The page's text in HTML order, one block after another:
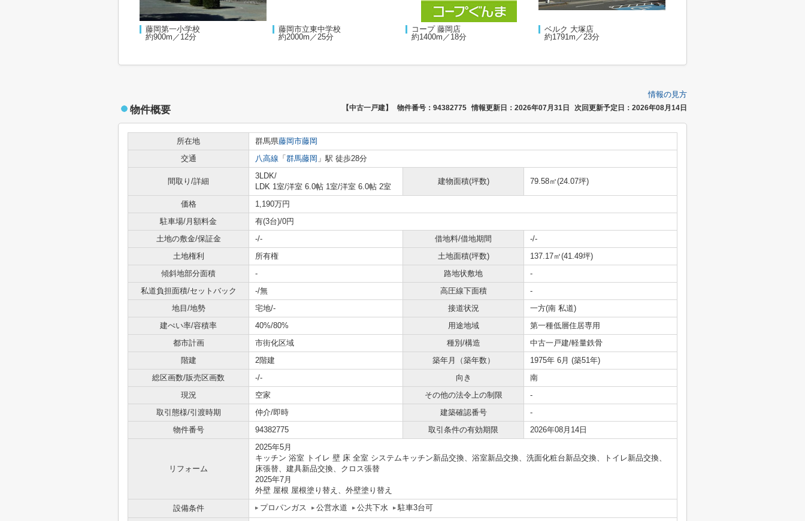
藤岡第一小学校
約900m／12分
藤岡市立東中学校
約2000m／25分
コープ 藤岡店
約1400m／18分
ベルク 大塚店
約1791m／23分
情報の見方
物件概要 【中古一戸建】 物件番号：94382775 情報更新日：2026年07月31日 次回更新予定日：2026年08月14日
所在地 群馬県藤岡市藤岡
交通
八高線 「 群馬藤岡 」駅 徒歩28分
間取り/詳細
3LDK/
LDK 1室/洋室 6.0帖 1室/洋室 6.0帖 2室
建物面積(坪数) 79.58㎡(24.07坪)
価格
1,190万円
駐車場/月額料金
有(3台)/0円
土地の敷金/保証金
-/- 借地料/借地期間
-/-
土地権利
所有権 土地面積(坪数)
137.17㎡(41.49坪)
傾斜地部分面積
- 路地状敷地
-
私道負担面積/セットバック
-/無 高圧線下面積
-
地目/地勢
宅地/- 接道状況
一方(南 私道)
建ぺい率/容積率
40%/80% 用途地域
第一種低層住居専用
都市計画
市街化区域 種別/構造
中古一戸建/軽量鉄骨
階建
2階建 築年月（築年数）
1975年 6月 (築51年)
総区画数/販売区画数
-/- 向き
南
現況
空家 その他の法令上の制限
-
取引態様/引渡時期
仲介/即時 建築確認番号
-
物件番号
94382775 取引条件の有効期限 2026年08月14日
リフォーム
2025年5月
キッチン 浴室 トイレ 壁 床 全室 システムキッチン新品交換、浴室新品交換、洗面化粧台新品交換、トイレ新品交換、
床張替、建具新品交換、クロス張替
2025年7月
外壁 屋根 屋根塗り替え、外壁塗り替え
設備条件
プロパンガス 公営水道 公共下水 駐車3台可